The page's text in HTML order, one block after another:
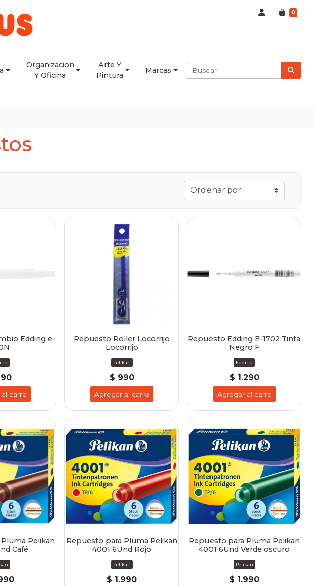
0
Organizacion
Y Oficina
Arte Y
Pintura
Marcas
Edding e-
carro
Repuesto Roller Locorrijo
Locorrijo
Pelikan
$ 990
Agregar al carro
Repuesto Edding E-1702 Tinta
Negro F
Edding
$ 1.290
Agregar al carro
Pelikan
Café
Repuesto para Pluma Pelikan
4001 6Und Rojo
Pelikan
$ 1.990
Repuesto para Pluma Pelikan
4001 6Und Verde oscuro
Pelikan
$ 1.990